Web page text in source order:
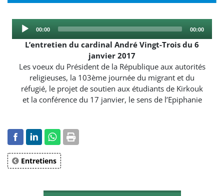
Player
Current
00:00
Total
00:00
L’entretien du cardinal André Vingt-Trois du 6
janvier 2017
Les voeux du Président de la République aux autorités
religieuses, la 103ème journée du migrant et du
réfugié, le projet de soutien aux étudiants de Kirkouk
et la conférence du 17 janvier, le sens de l’Epiphanie
Entretiens